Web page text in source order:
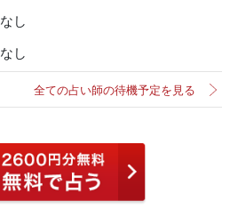
し
し
全ての占い師の待機予定を見る